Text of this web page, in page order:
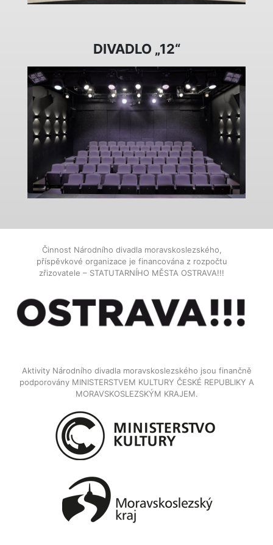
DIVADLO „12“
Činnost Národního divadla moravskoslezského,
příspěvkové organizace je financována z rozpočtu
zřizovatele – STATUTARNÍHO MĚSTA OSTRAVA!!!
Aktivity Národního divadla moravskoslezského jsou finančně
podporovány MINISTERSTVEM KULTURY ČESKÉ REPUBLIKY A
MORAVSKOSLEZSKÝM KRAJEM.